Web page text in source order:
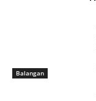
Balangan